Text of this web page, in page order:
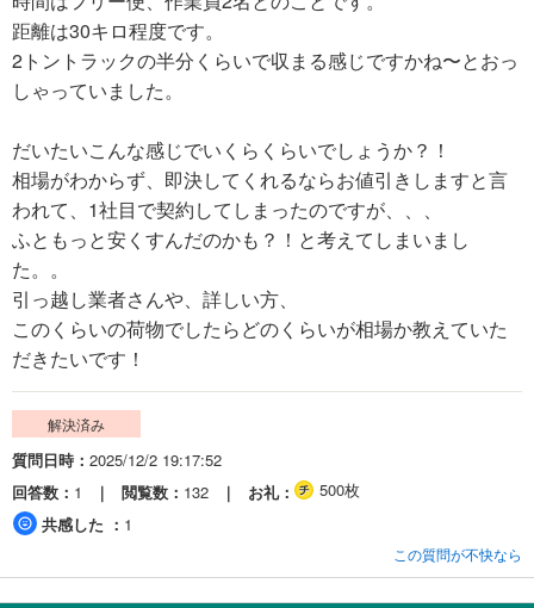
距離は30キロ程度です。
2トントラックの半分くらいで収まる感じですかね〜とおっ
しゃっていました。
だいたいこんな感じでいくらくらいでしょうか？！
相場がわからず、即決してくれるならお値引きしますと言
われて、1社目で契約してしまったのですが、、、
ふともっと安くすんだのかも？！と考えてしまいまし
た。。
引っ越し業者さんや、詳しい方、
このくらいの荷物でしたらどのくらいが相場か教えていた
だきたいです！
解決済み
質問日時
2025/12/2 19:17:52
回答数
1 閲覧数 132 お礼
500枚
共感した
1
この質問が不快なら